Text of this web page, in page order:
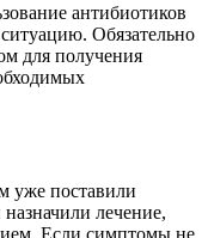
антибиотиков
Обязательно
для получения
уже поставили
назначили лечение,